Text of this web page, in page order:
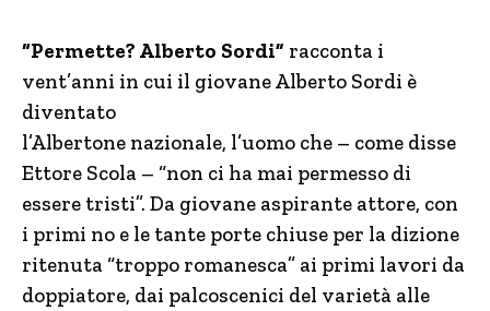
“Permette? Alberto Sordi” racconta i
vent’anni in cui il giovane Alberto Sordi è
diventato
l’Albertone nazionale, l’uomo che – come disse
Ettore Scola – “non ci ha mai permesso di
essere tristi”. Da giovane aspirante attore, con
i primi no e le tante porte chiuse per la dizione
ritenuta “troppo romanesca” ai primi lavori da
doppiatore, dai palcoscenici del varietà alle